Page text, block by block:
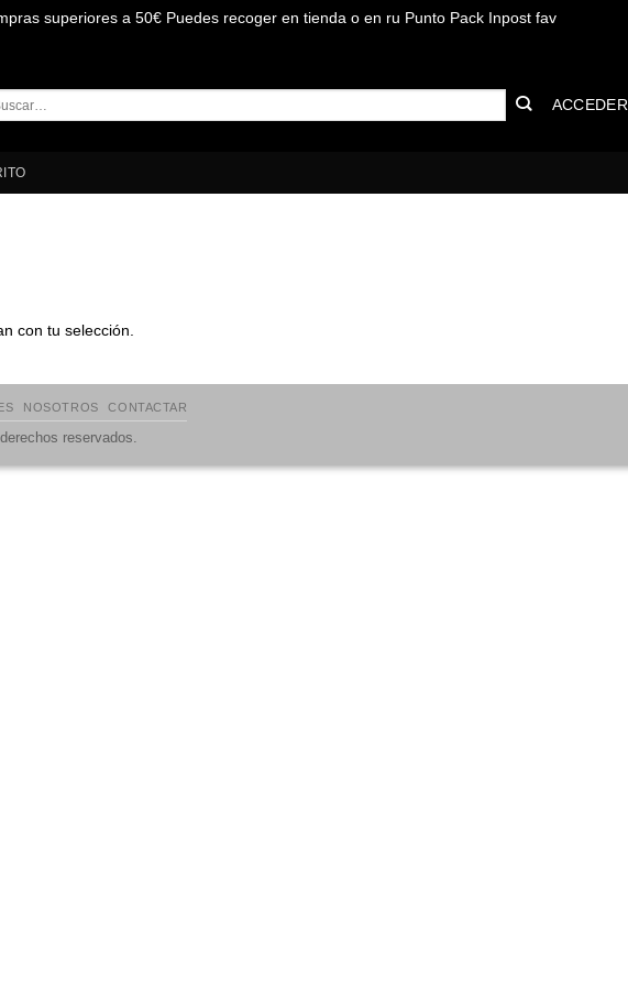
superiores a 50€ Puedes recoger en tienda o en ru Punto Pack Inpost fav
ACCEDER
con tu selección.
NOSOTROS CONTACTAR
reservados.